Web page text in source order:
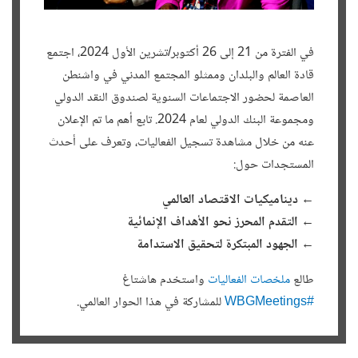
CHAAFI Mourad
أنظمة الزراعة المستدامة مثل الزراعة المختلطة وزراعة الغطاء، حيث
تُستخدم مجموعة متنوعة من النباتات لتحسين التربة وزيادة الإنتاجية
مع تقليل الحاجة إلى المياه
والأسمدة الكيميائية من أنماط الزراعة الأكثر استدامة. كما أن الزراعة
العمودية والزراعة المائية تمثل تقنيات مبتكرة تُقلل من استهلاك المياه
وتحقق إنتاجية عالية في المساحات الصغيرة. لمزيد من المعلومات،
projects.albankaldawli.org/ar/projects-operations/...
Expert: Fatma Rekik
ما المجالات التي يتعاون فيهاالبنك مع المزارعين والعاملين في مجال
عصام على فؤاد مصطفى
المنافع المشتركة للمناخ الخاص بمجموعة الزراعة والأمن الغذائي، الذي
يمثل نسبة من تمويل المشاريع الموجهة للتخفيف من آثار تغير المناخ أو
في الفترة من 21 إلى 26 أكتوبر/تشرين الأول 2024، اجتمع
قادة العالم والبلدان وممثلو المجتمع المدني في واشنطن
العاصمة لحضور الاجتماعات السنوية لصندوق النقد الدولي
ومجموعة البنك الدولي لعام 2024. تابع أهم ما تم الإعلان
عنه من خلال مشاهدة تسجيل الفعاليات، وتعرف على أحدث
المستجدات حول:
← ديناميكيات الاقتصاد العالمي
← التقدم المحرز نحو الأهداف الإنمائية
← الجهود المبتكرة لتحقيق الاستدامة
طالعملخصات الفعاليات واستخدم هاشتاغ
#WBGMeetings
للمشاركة في هذا الحوار العالمي.